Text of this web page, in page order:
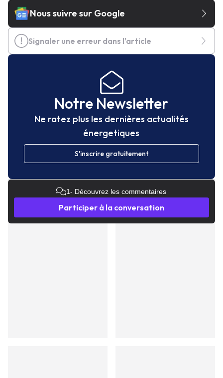
Nous suivre sur Google
Signaler une erreur dans l'article
Notre Newsletter
Ne ratez plus les dernières actualités
énergetiques
S'inscrire gratuitement
1- Découvrez les commentaires
Participer à la conversation